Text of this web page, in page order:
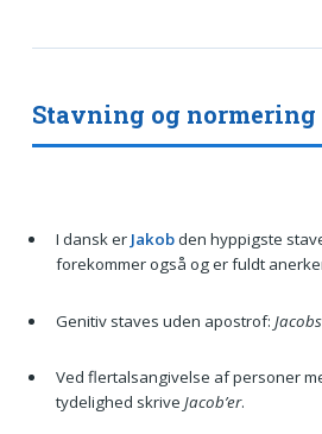
Stavning og normering
I dansk er Jakobden hyppigste
forekommer også og er fuldt
Genitiv staves uden apostrof: Jacobs
Ved flertalsangivelse af personer
tydelighed skrive Jacob’er.